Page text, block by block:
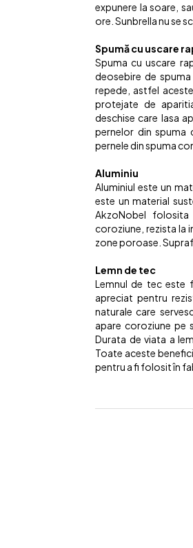
expunere la soare,
ore. Sunbrella nu se
Spumă cu uscare
Spuma cu uscare
deosebire de
repede, astfel
protejate de
deschise care lasa
pernelor din spuma
pernele din spuma
Aluminiu
Aluminiul este un
este un material
AkzoNobel
coroziune, rezista la
zone poroase.
Lemn de tec
Lemnul de tec este
apreciat pentru
naturale care
apare coroziune pe
Durata de viata a
Toate aceste
pentru a fi folosit în